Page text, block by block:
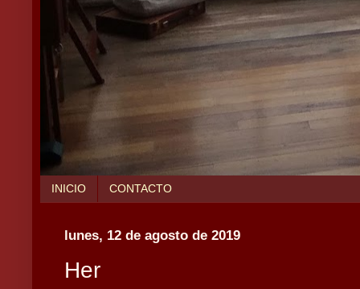
INICIO CONTACTO
lunes, 12 de agosto de 2019
Her